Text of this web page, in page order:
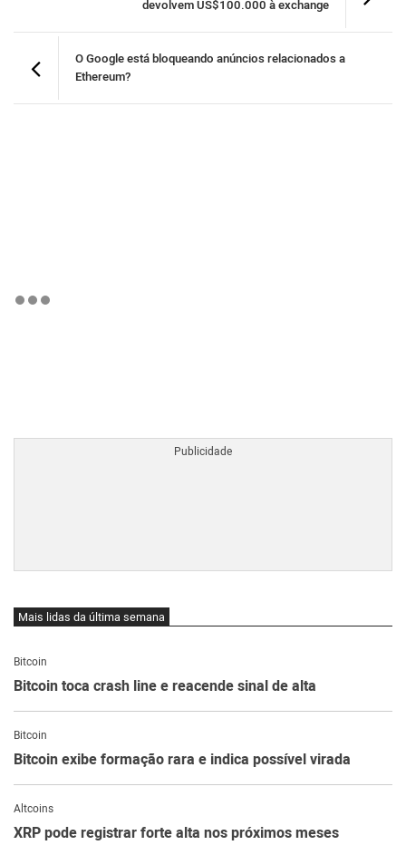
devolvem US$100.000 à exchange
O Google está bloqueando anúncios relacionados a
Ethereum?
Mais lidas da última semana
Bitcoin
Bitcoin toca crash line e reacende sinal de alta
Bitcoin
Bitcoin exibe formação rara e indica possível virada
Altcoins
XRP pode registrar forte alta nos próximos meses